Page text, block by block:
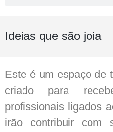
Ideias que são joia
Este é um espaço de
criado para
profissionais ligados
irão contribuir com